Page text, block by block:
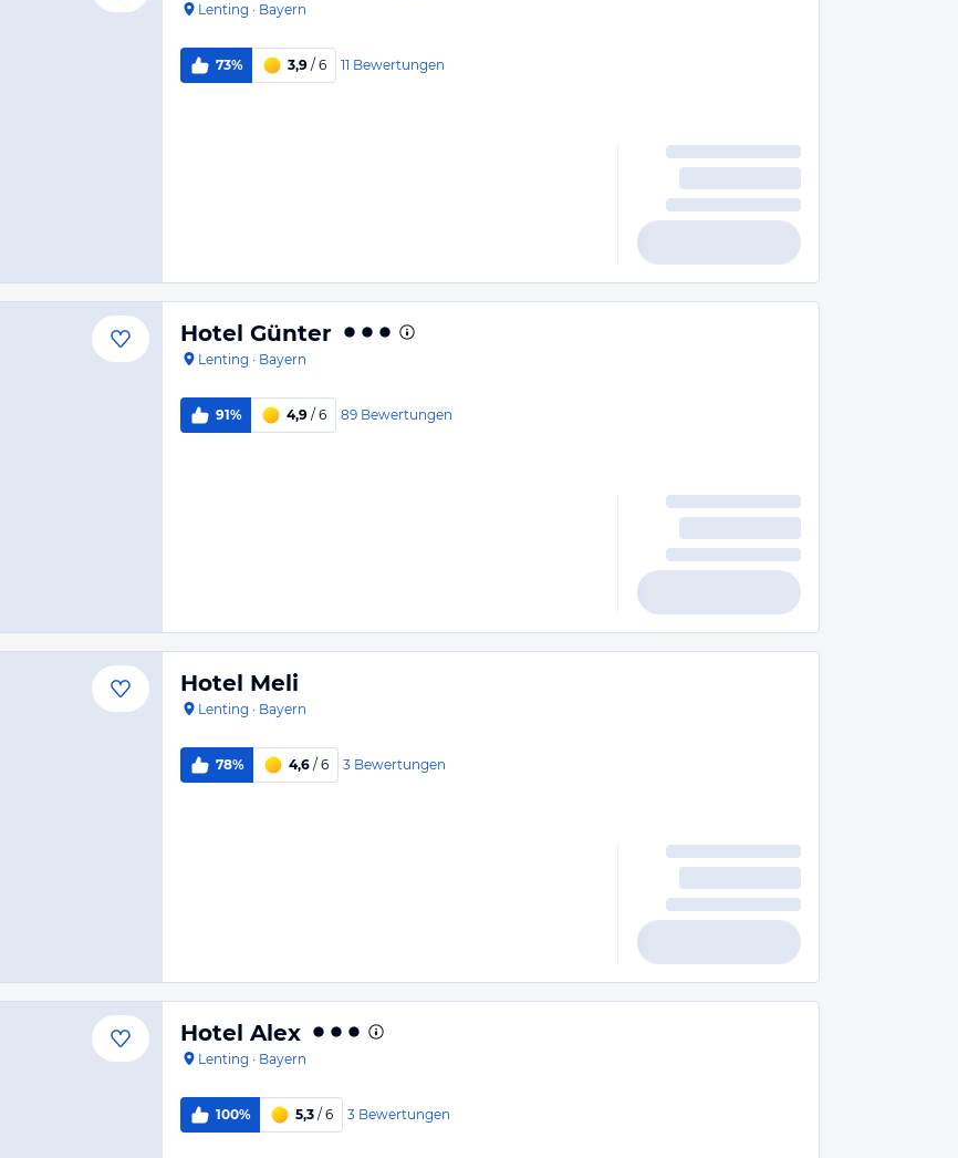
Lenting · Bayern
73% 3,9 / 6 11 Bewertungen
Hotel Günter
Lenting · Bayern
91% 4,9 / 6 89 Bewertungen
Hotel Meli
Lenting · Bayern
78% 4,6 / 6 3 Bewertungen
Hotel Alex
Lenting · Bayern
100% 5,3 / 6 3 Bewertungen